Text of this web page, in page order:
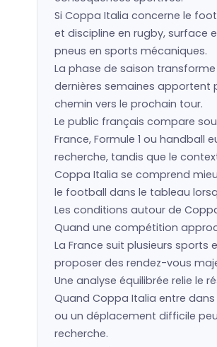
Si Coppa Italia concerne le
et discipline en rugby, surface
pneus en sports mécaniques.
La phase de saison
dernières semaines apportent
chemin vers le prochain tour.
Le public français compare
France, Formule 1 ou handball
recherche, tandis que le
Coppa Italia se comprend
le football dans le tableau
Les conditions autour de
Quand une compétition
La France suit plusieurs
proposer des rendez-vous
Une analyse équilibrée relie le
Quand Coppa Italia entre
ou un déplacement difficile
recherche.